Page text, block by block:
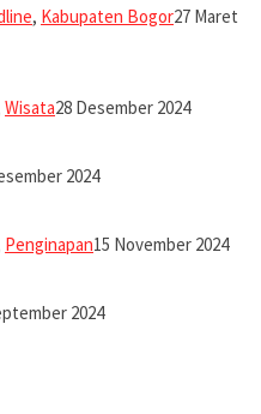
, Kabupaten Bogor27 Maret
Wisata28 Desember 2024
2024
Penginapan15 November 2024
2024